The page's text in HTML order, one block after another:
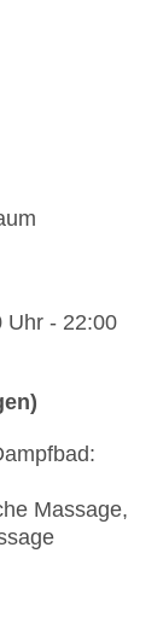
Uhr - 22:00
Massage,